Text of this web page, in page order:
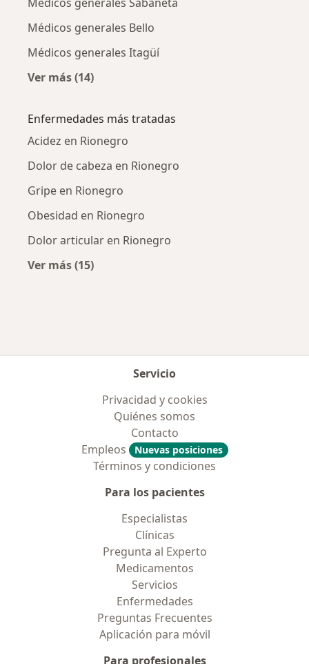
Médicos generales Bello
Médicos generales Itagüí
Ver más (14)
Enfermedades más tratadas
Acidez en Rionegro
Dolor de cabeza en Rionegro
Gripe en Rionegro
Obesidad en Rionegro
Dolor articular en Rionegro
Ver más (15)
Servicio
Privacidad y cookies
Quiénes somos
Contacto
Empleos
Nuevas posiciones
Términos y condiciones
Para los pacientes
Especialistas
Clínicas
Pregunta al Experto
Medicamentos
Servicios
Enfermedades
Preguntas Frecuentes
Aplicación para móvil
Para profesionales